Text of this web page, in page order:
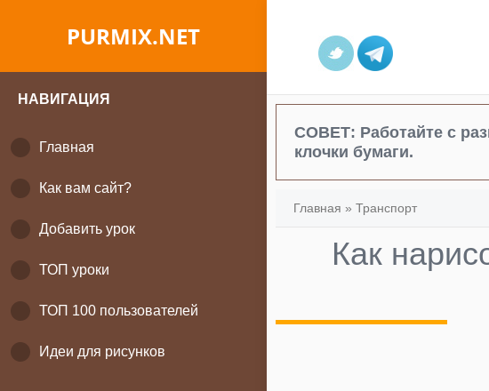
PURMIX.NET
НАВИГАЦИЯ
Главная
Как вам сайт?
Добавить урок
ТОП уроки
ТОП 100 пользователей
Идеи для рисунков
СОВЕТ: Работайте с
клочки бумаги.
Главная » Транспорт
Как